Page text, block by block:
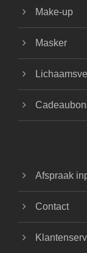
Make-up
Masker
Afspraak
Contact